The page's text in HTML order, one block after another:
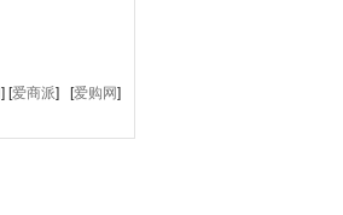
] [爱商派] [爱购网]